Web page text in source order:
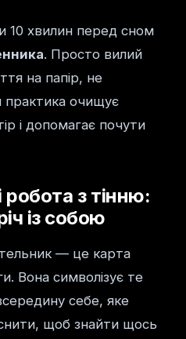
10 хвилин перед сном
. Просто вилий
на папір, не
практика очищує
і допомагає почути
робота з тінню:
із собою
— це карта
Вона символізує те
себе, яке
щоб знайти щось